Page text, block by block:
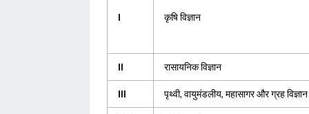
I कृषि विज्ञान
II रासायनिक विज्ञान
III पृथ्वी, वायुमंडलीय, महासागर और ग्रह विज्ञान